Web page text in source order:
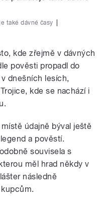
také dávné časy
kde zřejmě v dávných
pověsti propadl do
dnešních lesích,
kde se nachází i
údajně býval ještě
a pověstí.
souvisela s
měl hrad někdy v
následně